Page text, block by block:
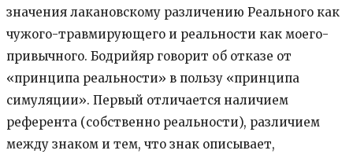
значения лакановскому различению Реального как
чужого-травмирующего и реальности как моего-
привычного. Бодрийяр говорит об отказе от
«принципа реальности» в пользу «принципа
симуляции». Первый отличается наличием
референта (собственно реальности), различием
между знаком и тем, что знак описывает,